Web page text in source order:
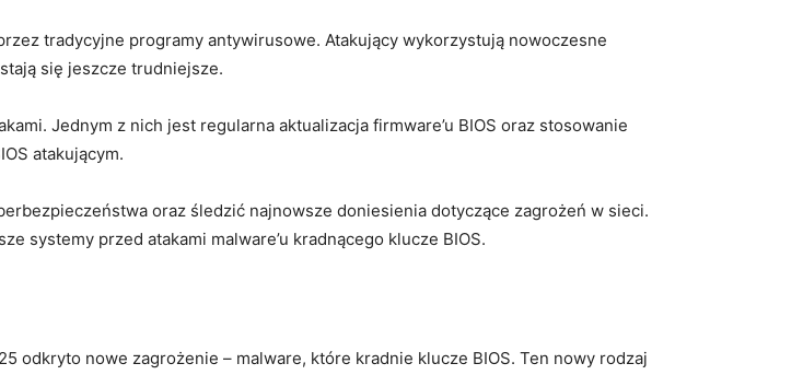
tradycyjne programy antywirusowe. Atakujący wykorzystują nowoczesne
się jeszcze trudniejsze.
‍Jednym z‌ nich jest regularna aktualizacja firmware’u BIOS oraz stosowanie
atakującym.
oraz śledzić najnowsze doniesienia ⁢dotyczące zagrożeń w sieci.
systemy przed atakami malware’u kradnącego⁢ klucze⁤ BIOS.
odkryto⁣ nowe zagrożenie – ‍malware, które kradnie klucze BIOS.‌ Ten nowy rodzaj